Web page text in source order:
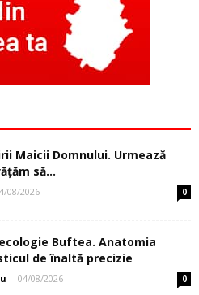
Maicii Domnului. Urmează
să...
08/2026 0
Buftea. Anatomia
de înaltă precizie
- 04/08/2026 0